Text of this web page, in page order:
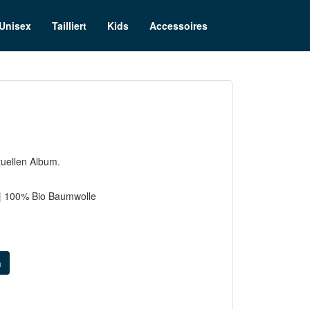
Unisex Tailliert Kids Accessoires
Album.
Bio Baumwolle